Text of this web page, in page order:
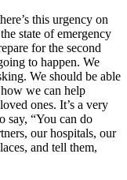
this urgency on
state of emergency
for the second
to happen. We
We should be able
we can help
ones. It’s a very
say, “You can do
our hospitals, our
and tell them,